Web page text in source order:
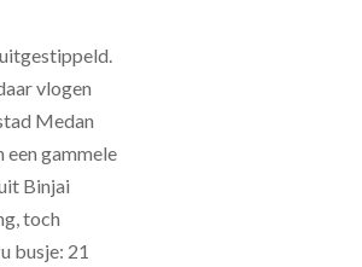
vlogen
Medan
een gammele
Binjai
toch
busje: 21